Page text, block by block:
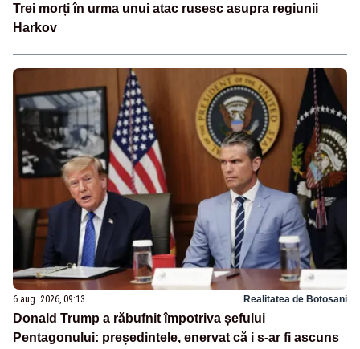
Trei morți în urma unui atac rusesc asupra regiunii
Harkov
6 aug. 2026, 09:13 Realitatea de Botosani
Donald Trump a răbufnit împotriva șefului
Pentagonului: președintele, enervat că i s-ar fi ascuns